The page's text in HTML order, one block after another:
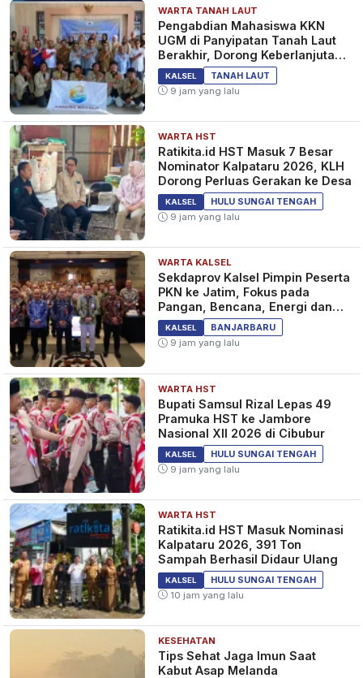
WARTA TANAH LAUT
Pengabdian Mahasiswa KKN
UGM di Panyipatan Tanah Laut
Berakhir, Dorong Keberlanjutan
Program Masyarakat
KALSEL
TANAH LAUT
9 jam yang lalu
WARTA HST
Ratikita.id HST Masuk 7 Besar
Nominator Kalpataru 2026, KLH
Dorong Perluas Gerakan ke Desa
KALSEL
HULU SUNGAI TENGAH
9 jam yang lalu
WARTA KALSEL
Sekdaprov Kalsel Pimpin Peserta
PKN ke Jatim, Fokus pada
Pangan, Bencana, Energi dan
Ekonomi
KALSEL
BANJARBARU
9 jam yang lalu
WARTA HST
Bupati Samsul Rizal Lepas 49
Pramuka HST ke Jambore
Nasional XII 2026 di Cibubur
KALSEL
HULU SUNGAI TENGAH
9 jam yang lalu
WARTA HST
Ratikita.id HST Masuk Nominasi
Kalpataru 2026, 391 Ton
Sampah Berhasil Didaur Ulang
KALSEL
HULU SUNGAI TENGAH
10 jam yang lalu
KESEHATAN
Tips Sehat Jaga Imun Saat
Kabut Asap Melanda